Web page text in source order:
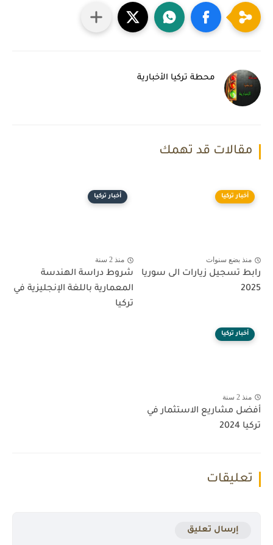
محطة تركيا الأخبارية
مقالات قد تهمك
أخبار تركيا
منذ بضع سنوات
رابط تسجيل زيارات الى سوريا
2025
أخبار تركيا
منذ 2 سنة
شروط دراسة الهندسة
المعمارية باللغة الإنجليزية في
تركيا
أخبار تركيا
منذ 2 سنة
أفضل مشاريع الاستثمار في
تركيا 2024
تعليقات
إرسال تعليق